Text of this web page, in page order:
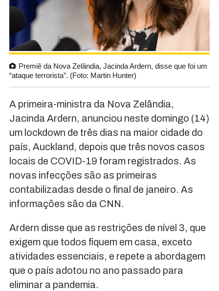
Premiê da Nova Zelândia, Jacinda Ardern, disse que foi um
“ataque terrorista”. (Foto: Martin Hunter)
A primeira-ministra da Nova Zelândia,
Jacinda Ardern, anunciou neste domingo (14)
um lockdown de três dias na maior cidade do
país, Auckland, depois que três novos casos
locais de COVID-19 foram registrados. As
novas infecções são as primeiras
contabilizadas desde o final de janeiro. As
informações são da CNN.
Ardern disse que as restrições de nível 3, que
exigem que todos fiquem em casa, exceto
atividades essenciais, e repete a abordagem
que o país adotou no ano passado para
eliminar a pandemia.